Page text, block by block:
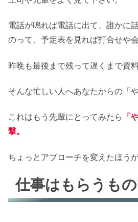
電話が鳴れば電話に出て、誰かに
のって、予定表を見れば打合せや
昨晩も最後まで残って遅くまで資料
そんな忙しい人へあなたからの「
これはもう先輩にとってみたら 「
撃。
ちょっとアプローチを変えたほう
仕事はもらうも